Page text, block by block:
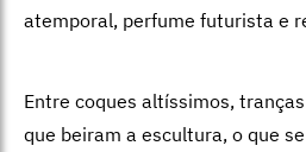
atemporal, perfume futurista e
Entre coques altíssimos,
que beiram a escultura, o que